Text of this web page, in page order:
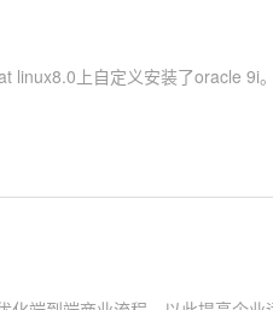
上自定义安装了oracle 9i。